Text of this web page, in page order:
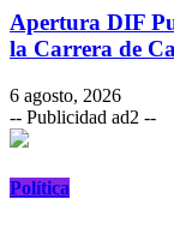
Apertura DIF
la Carrera de
6 agosto, 2026
-- Publicidad ad2 --
Política